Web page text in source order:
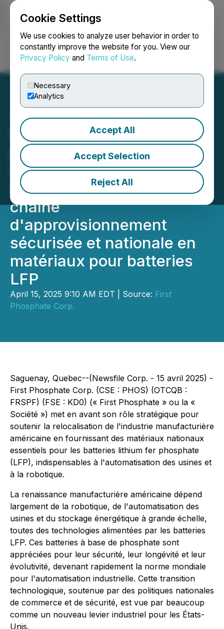
Cookie Settings
We use cookies to analyze user behavior in order to
constantly improve the website for you. View our
Privacy Policy and Terms of Use.
Necessary
Analytics
Accept All
Accept Selection
Reject All
Login Search Français
First Phosphate, prête à
propulser le renouveau
industriel automatisé en
Amérique grâce à une
chaîne
d'approvisionnement
sécurisée et nationale en
matériaux pour batteries
LFP
April 15, 2025 9:10 AM EDT | Source: First
Phosphate Corp.
Saguenay, Quebec--(Newsfile Corp. - 15 avril 2025) -
First Phosphate Corp. (CSE : PHOS) (OTCQB :
FRSPF) (FSE : KD0) (« First Phosphate » ou la «
Société ») met en avant son rôle stratégique pour
soutenir la relocalisation de l'industrie manufacturière
américaine en fournissant des matériaux nationaux
essentiels pour les batteries lithium fer phosphate
(LFP), indispensables à l'automatisation des usines et
à la robotique.
La renaissance manufacturière américaine dépend
largement de la robotique, de l'automatisation des
usines et du stockage énergétique à grande échelle,
toutes des technologies alimentées par les batteries
LFP. Ces batteries à base de phosphate sont
appréciées pour leur sécurité, leur longévité et leur
évolutivité, devenant rapidement la norme mondiale
pour l'automatisation industrielle. Cette transition
technologique, soutenue par des politiques nationales
de commerce et de sécurité, est vue par beaucoup
comme un nouveau levier industriel pour les États-
Unis.